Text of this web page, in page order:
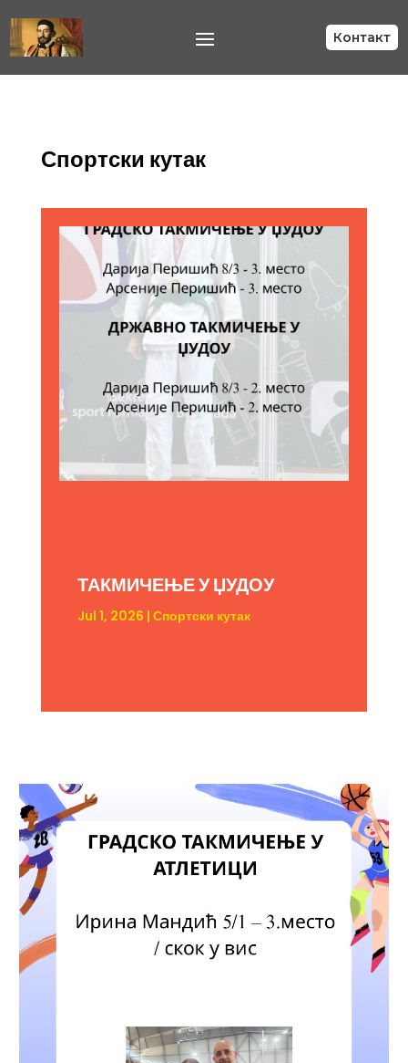
Контакт
Спортски кутак
ТАКМИЧЕЊЕ У ЏУДОУ
Jul 1, 2026 | Спортски кутак